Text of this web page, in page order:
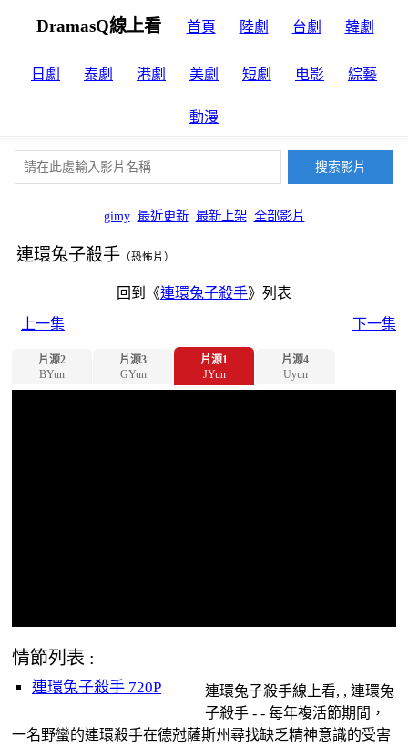
DramasQ線上看 首頁 陸劇 台劇 韓劇
日劇 泰劇 港劇 美劇 短劇 电影 綜藝
動漫
gimy 最近更新 最新上架 全部影片
連環兔子殺手 （恐怖片）
回到《連環兔子殺手》列表
上一集
下一集
片源2
BYun
片源3
GYun
片源1
JYun
片源4
Uyun
情節列表 :
連環兔子殺手 720P
連環兔子殺手線上看, , 連環兔
子殺手 - - 每年複活節期間，
一名野蠻的連環殺手在德尅薩斯州尋找缺乏精神意識的受害